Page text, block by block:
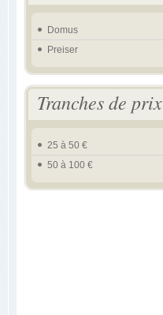
Domus
Preiser
Tranches de prix
25 à 50 €
50 à 100 €